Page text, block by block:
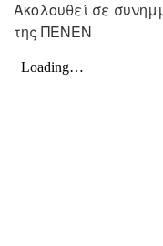
Ακολουθεί σε
της ΠΕΝΕΝ